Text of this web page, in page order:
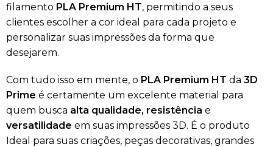
filamento PLA Premium HT, permitindo a seus
clientes escolher a cor ideal para cada projeto e
personalizar suas impressões da forma que
desejarem.
Com tudo isso em mente, o PLA Premium HT da 3D
Prime é certamente um excelente material para
quem busca alta qualidade, resistência e
versatilidade em suas impressões 3D. É o produto
Ideal para suas criações, peças decorativas, grandes